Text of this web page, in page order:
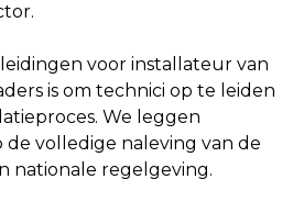
voor installateur van
is om technici op te leiden
We leggen
volledige naleving van de
nationale regelgeving.